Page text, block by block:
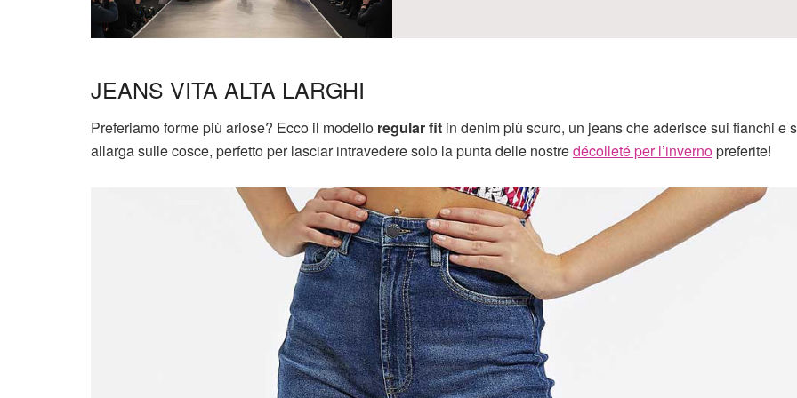
JEANS VITA ALTA LARGHI
Preferiamo forme più ariose? Ecco il modello regular fit in denim più scuro, un jeans che aderisce sui fianchi e
allarga sulle cosce, perfetto per lasciar intravedere solo la punta delle nostredécolleté per l’invernopreferite!